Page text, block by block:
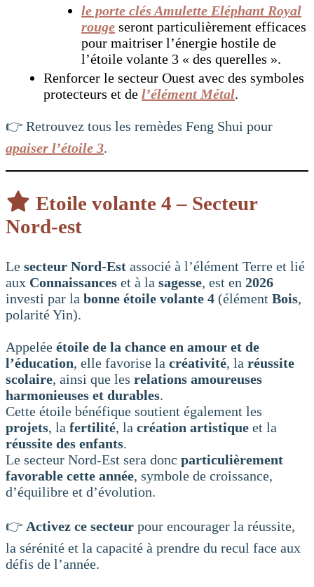
le porte clés Amulette Eléphant Royal
rouge seront particulièrement efficaces
pour maitriser l’énergie hostile de
l’étoile volante 3 « des querelles ».
Renforcer le secteur Ouest avec des symboles
protecteurs et de l’élément Métal.
👉 Retrouvez tous les remèdes Feng Shui pour
apaiser l’étoile 3.
Etoile volante 4 – Secteur
Nord-est
Le secteur Nord-Est associé à l’élément Terre et lié
aux Connaissances et à la sagesse, est en 2026
investi par la bonne étoile volante 4 (élément Bois,
polarité Yin).
Appelée étoile de la chance en amour et de
l’éducation, elle favorise la créativité, la réussite
scolaire, ainsi que les relations amoureuses
harmonieuses et durables.
Cette étoile bénéfique soutient également les
projets, la fertilité, la création artistique et la
réussite des enfants.
Le secteur Nord-Est sera donc particulièrement
favorable cette année, symbole de croissance,
d’équilibre et d’évolution.
👉 Activez ce secteur pour encourager la réussite,
la sérénité et la capacité à prendre du recul face aux
défis de l’année.